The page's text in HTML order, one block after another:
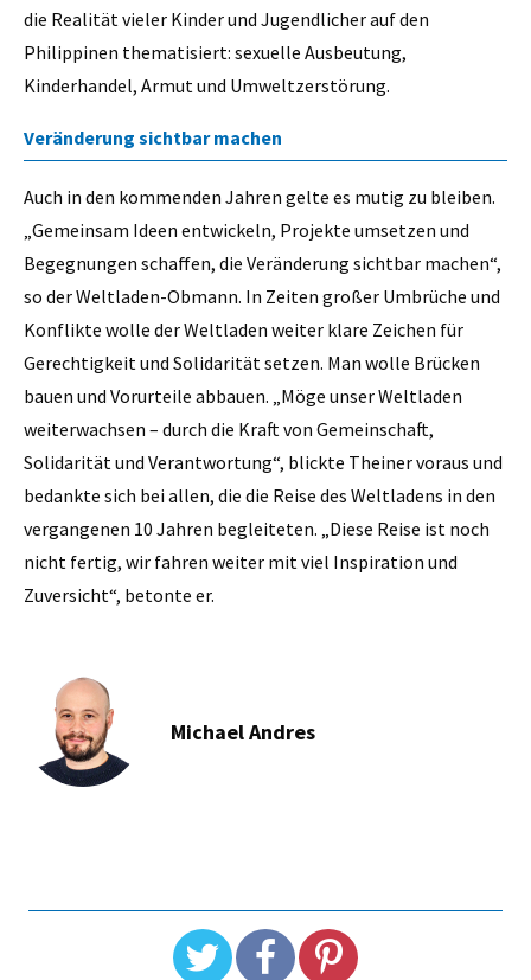
die Realität vieler Kinder und Jugendlicher auf den
Philippinen thematisiert: sexuelle Ausbeutung,
Kinderhandel, Armut und Umweltzerstörung.
Veränderung sichtbar machen
Auch in den kommenden Jahren gelte es mutig zu bleiben.
„Gemeinsam Ideen entwickeln, Projekte umsetzen und
Begegnungen schaffen, die Veränderung sichtbar machen“,
so der Weltladen-Obmann. In Zeiten großer Umbrüche und
Konflikte wolle der Weltladen weiter klare Zeichen für
Gerechtigkeit und Solidarität setzen. Man wolle Brücken
bauen und Vorurteile abbauen. „Möge unser Weltladen
weiterwachsen – durch die Kraft von Gemeinschaft,
Solidarität und Verantwortung“, blickte Theiner voraus und
bedankte sich bei allen, die die Reise des Weltladens in den
vergangenen 10 Jahren begleiteten. „Diese Reise ist noch
nicht fertig, wir fahren weiter mit viel Inspiration und
Zuversicht“, betonte er.
Michael Andres